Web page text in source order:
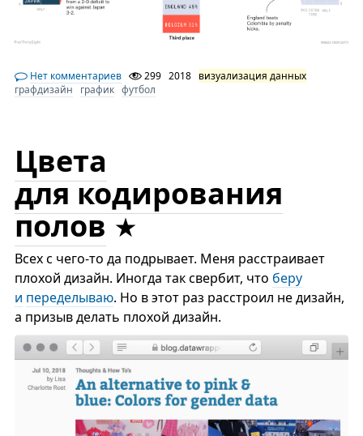
Нет комментариев 299 2018 визуализация данных
графдизайн
график футбол
Цвета
для кодирования
полов
Всех с чего-то да подрывает. Меня расстраивает
плохой дизайн. Иногда так свербит, что беру
и переделываю. Но в этот раз расстроил не дизайн,
а призыв делать плохой дизайн.